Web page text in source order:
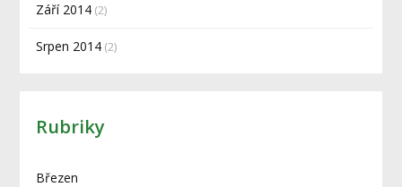
Září 2014 (2)
Srpen 2014 (2)
Rubriky
Březen